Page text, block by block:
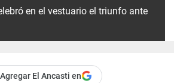
en el vestuario el triunfo ante
Agregar El Ancasti en